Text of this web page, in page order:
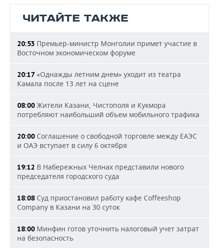
ЧИТАЙТЕ ТАКЖЕ
20:53 Премьер-министр Монголии примет участие в
Восточном экономическом форуме
20:17 «Однажды летним днем» уходит из театра
Камала после 13 лет на сцене
08:00 Жители Казани, Чистополя и Кукмора
потребляют наибольший объем мобильного трафика
20:00 Соглашение о свободной торговле между ЕАЭС
и ОАЭ вступает в силу 6 октября
19:12 В Набережных Челнах представили нового
председателя городского суда
18:08 Суд приостановил работу кафе Coffeeshop
Company в Казани на 30 суток
18:00 Минфин готов уточнить налоговый учет затрат
на безопасность